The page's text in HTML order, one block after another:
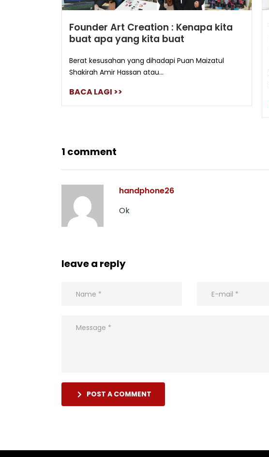
Founder Art Creation : Kenapa kita
buat apa yang kita buat
Berat kesusahan yang dihadapi Puan Maizatul
Shakirah Amir Hassan atau...
BACA LAGI >>
1 comment
handphone26
Ok
leave a reply
POST A COMMENT